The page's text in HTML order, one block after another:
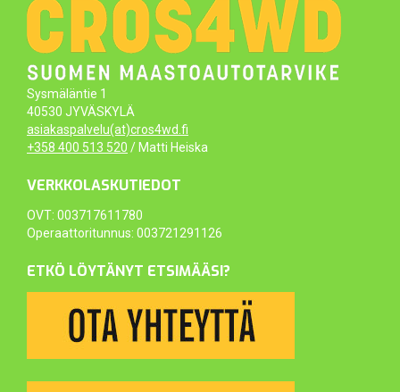
Sysmäläntie 1
40530 JYVÄSKYLÄ
asiakaspalvelu(at)cros4wd.fi
+358 400 513 520 / Matti Heiska
VERKKOLASKUTIEDOT
OVT: 003717611780
Operaattoritunnus: 003721291126
ETKÖ LÖYTÄNYT ETSIMÄÄSI?